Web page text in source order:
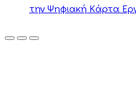
την Ψηφιακή Κάρτα